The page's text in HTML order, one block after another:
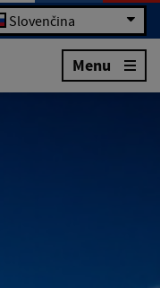
Slovenčina
Menu